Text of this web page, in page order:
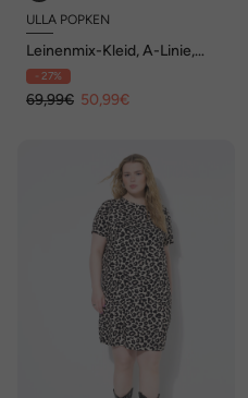
ULLA POPKEN
Leinenmix-Kleid, A-Linie,
Rundhals, Halbarm, Taschen
- 27%
69,99€ 50,99€